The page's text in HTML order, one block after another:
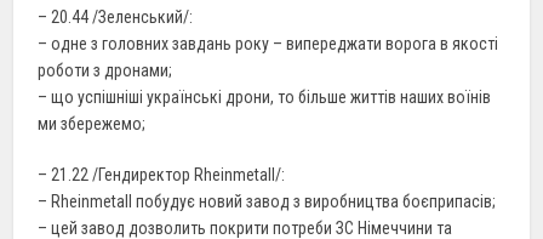
– 20.44 /Зеленський/:
– одне з головних завдань року – випереджати ворога в якості
роботи з дронами;
– що успішніші українські дрони, то більше життів наших воїнів
ми збережемо;
– 21.22 /Гендиректор Rheinmetall/:
– Rheinmetall побудує новий завод з виробництва боєприпасів;
– цей завод дозволить покрити потреби ЗС Німеччини та